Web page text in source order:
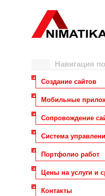
Навигация
Создание сайтов
Мобильные
Сопровождение
Система
Портфолио работ
Цены на услуги и
Контакты